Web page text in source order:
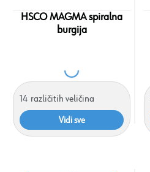
HSCO MAGMA spiralna
burgija
14 različitih veličina
Vidi sve